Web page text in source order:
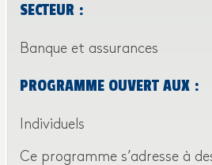
SECTEUR :
Banque et assurances
PROGRAMME OUVERT AUX :
Individuels
Ce programme s’adresse à